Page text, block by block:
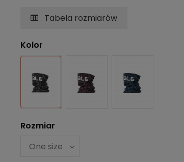
Tabela rozmiarów
Kolor
Czarno-różowyGranatowo-
Rozmiar